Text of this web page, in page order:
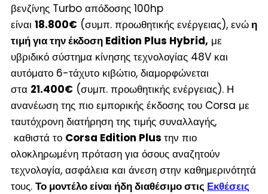
βενζίνης Turbo απόδοσης 100hp
είναι 18.800€ (συμπ. προωθητικής ενέργειας), ενώη
τιμή για την έκδοση Edition Plus Hybrid, με
υβριδικό σύστημα κίνησης τεχνολογίας 48V και
αυτόματο 6-τάχυτο κιβώτιο, διαμορφώνεται
στα 21.400€ (συμπ. προωθητικής ενέργειας). Η
ανανέωση της πιο εμπορικής έκδοσης του Corsa με
ταυτόχρονη διατήρηση της τιμής συναλλαγής,
καθιστά το Corsa Edition Plus την πιο
ολοκληρωμένη πρόταση για όσους αναζητούν
τεχνολογία, ασφάλεια και άνεση στην καθημερινότητά
τους. Το μοντέλο είναι ήδη διαθέσιμο στις Εκθέσεις